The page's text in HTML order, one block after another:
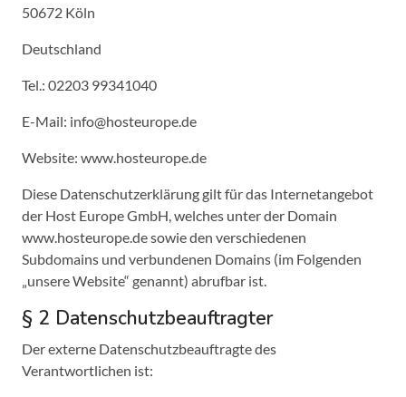
50672 Köln
Deutschland
Tel.: 02203 99341040
E-Mail: info@hosteurope.de
Website: www.hosteurope.de
Diese Datenschutzerklärung gilt für das Internetangebot
der Host Europe GmbH, welches unter der Domain
www.hosteurope.de sowie den verschiedenen
Subdomains und verbundenen Domains (im Folgenden
„unsere Website“ genannt) abrufbar ist.
§ 2 Datenschutzbeauftragter
Der externe Datenschutzbeauftragte des
Verantwortlichen ist: